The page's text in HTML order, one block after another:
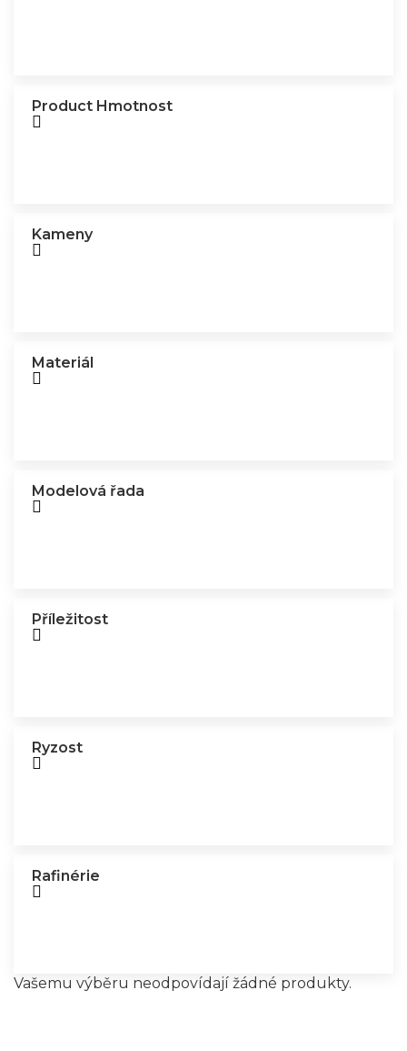
Product Hmotnost
Kameny
Materiál
Modelová řada
Příležitost
Ryzost
Rafinérie
Vašemu výběru neodpovídají žádné produkty.